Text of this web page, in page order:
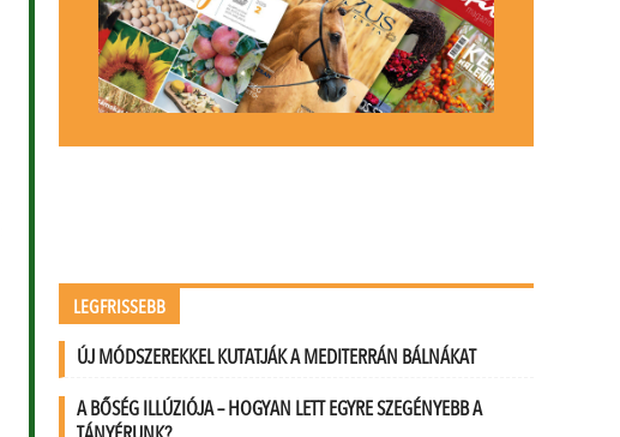
LEGFRISSEBB
ÚJ MÓDSZEREKKEL KUTATJÁK A MEDITERRÁN BÁLNÁKAT
A BŐSÉG ILLÚZIÓJA – HOGYAN LETT EGYRE SZEGÉNYEBB A